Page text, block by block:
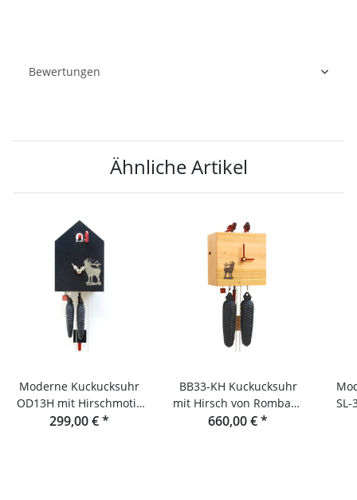
Bewertungen
Ähnliche Artikel
Moderne Kuckucksuhr
OD13H mit Hirschmotiv
von Rombach & Haas
299,00 €*
BB33-KH Kuckucksuhr
mit Hirsch von Rombach
& Haas
660,00 €*